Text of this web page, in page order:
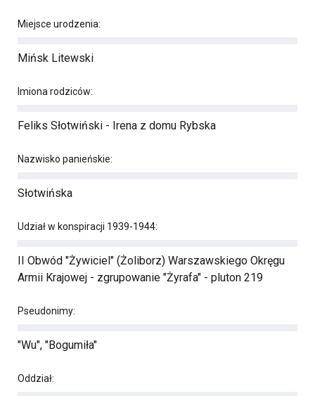
Miejsce urodzenia:
Mińsk Litewski
Imiona rodziców:
Feliks Słotwiński - Irena z domu Rybska
Nazwisko panieńskie:
Słotwińska
Udział w konspiracji 1939-1944:
II Obwód "Żywiciel" (Żoliborz) Warszawskiego Okręgu
Armii Krajowej - zgrupowanie "Żyrafa" - pluton 219
Pseudonimy:
"Wu", "Bogumiła"
Oddział: